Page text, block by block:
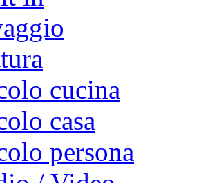
cucina
casa
persona